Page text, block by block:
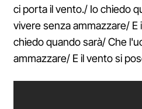
ci porta il vento./ Io chiedo
vivere senza ammazzare/ E
chiedo quando sarà/ Che
ammazzare/ E il vento si